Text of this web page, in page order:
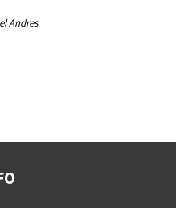
Andres